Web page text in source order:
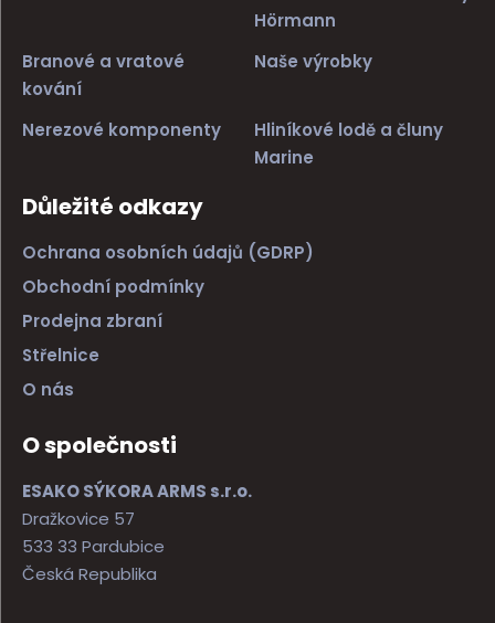
Hörmann
Branové a vratové
kování
Naše výrobky
Nerezové komponenty
Hliníkové lodě a čluny
Marine
Důležité odkazy
Ochrana osobních údajů (GDRP)
Obchodní podmínky
Prodejna zbraní
Střelnice
O nás
O společnosti
ESAKO SÝKORA ARMS s.r.o.
Dražkovice 57
533 33 Pardubice
Česká Republika